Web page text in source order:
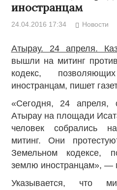
иностранцам
24.04.2016 17:34 Новости
Атырау. 24 апреля.
вышли на митинг
кодекс,
иностранцам, пишет
«Сегодня, 24
Атырау на площади
человек собрались
митинг. Они
Земельном кодексе,
землю иностранцам», —
Указывается, что